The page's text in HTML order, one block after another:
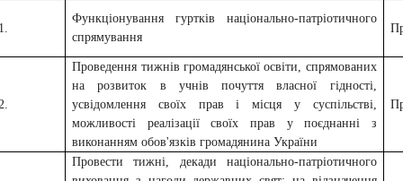
Функціонування гуртків національно-патріотичного
спрямування
Проведення тижнів громадянської освіти, спрямованих
на розвиток в учнів почуття власної гідності,
усвідомлення своїх прав і місця у суспільстві,
можливості реалізації своїх прав у поєднанні з
виконанням обов'язків громадянина України
Провести тижні, декади національно-патріотичного